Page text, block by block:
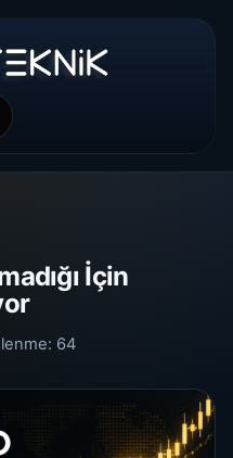
İçin
64